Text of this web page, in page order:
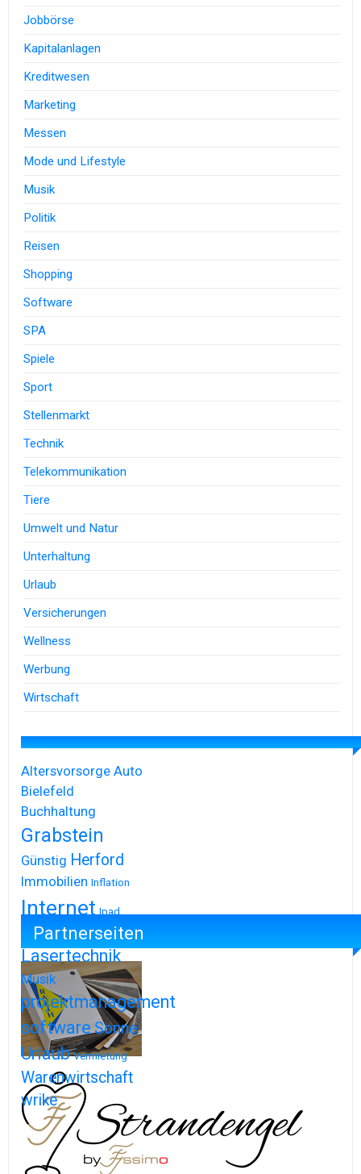
Jobbörse
Kapitalanlagen
Kreditwesen
Marketing
Messen
Mode und Lifestyle
Musik
Politik
Reisen
Shopping
Software
SPA
Spiele
Sport
Stellenmarkt
Technik
Telekommunikation
Tiere
Umwelt und Natur
Unterhaltung
Urlaub
Versicherungen
Wellness
Werbung
Wirtschaft
Altersvorsorge Auto
Bielefeld
Buchhaltung
Grabstein
Günstig Herford
Immobilien Inflation
Internet Ipad
Iphone
Lasertechnik
Musik
projektmanagement
softwareSonne
Urlaub Vermietung
Warenwirtschaft
wrike
Partnerseiten